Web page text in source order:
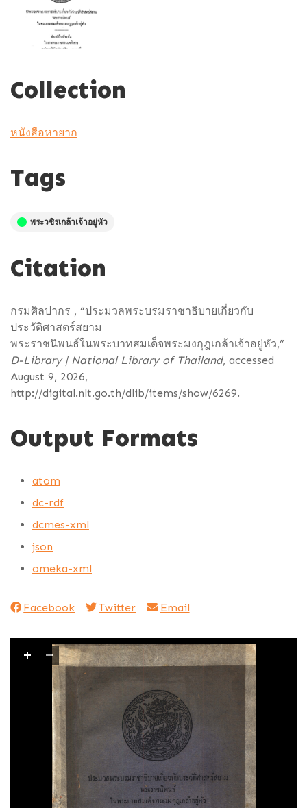
Collection
หนังสือหายาก
Tags
พระวชิรเกล้าเจ้าอยู่หัว
Citation
กรมศิลปากร , “ประมวลพระบรมราชาธิบายเกี่ยวกับ
ประวัติศาสตร์สยาม
พระราชนิพนธ์ในพระบาทสมเด็จพระมงกุฎเกล้าเจ้าอยู่หัว,”
D-Library | National Library of Thailand, accessed
August 9, 2026,
http://digital.nlt.go.th/dlib/items/show/6269.
Output Formats
atom
dc-rdf
dcmes-xml
json
omeka-xml
Facebook Twitter Email